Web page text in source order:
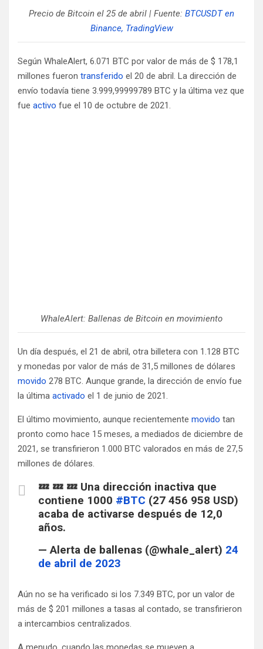
Precio de Bitcoin el 25 de abril | Fuente: BTCUSDT en
Binance, TradingView
Según WhaleAlert, 6.071 BTC por valor de más de $ 178,1
millones fueron transferido el 20 de abril. La dirección de
envío todavía tiene 3.999,99999789 BTC y la última vez que
fue activo fue el 10 de octubre de 2021.
WhaleAlert: Ballenas de Bitcoin en movimiento
Un día después, el 21 de abril, otra billetera con 1.128 BTC
y monedas por valor de más de 31,5 millones de dólares
movido 278 BTC. Aunque grande, la dirección de envío fue
la última activado el 1 de junio de 2021.
El último movimiento, aunque recientemente movido tan
pronto como hace 15 meses, a mediados de diciembre de
2021, se transfirieron 1.000 BTC valorados en más de 27,5
millones de dólares.
💤 💤 💤 Una dirección inactiva que
contiene 1000 #BTC (27 456 958 USD)
acaba de activarse después de 12,0
años.
— Alerta de ballenas (@whale_alert) 24
de abril de 2023
Aún no se ha verificado si los 7.349 BTC, por un valor de
más de $ 201 millones a tasas al contado, se transfirieron
a intercambios centralizados.